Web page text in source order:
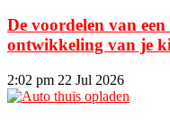
De voordelen van
ontwikkeling van je
2:02 pm 22 Jul 2026